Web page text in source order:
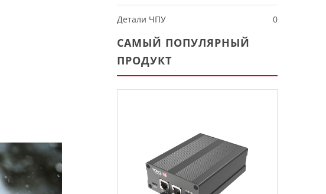
Детали ЧПУ 0
САМЫЙ ПОПУЛЯРНЫЙ
ПРОДУКТ